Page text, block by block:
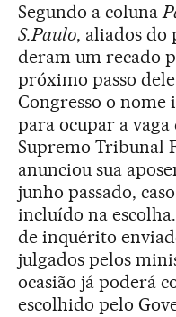
Segundo a coluna
S.Paulo, aliados do
deram um recado
próximo passo
Congresso o
para ocupar a vaga
Supremo Tribunal
anunciou sua
junho passado,
incluído na
de inquérito
julgados pelos
ocasião já poderá
escolhido pelo